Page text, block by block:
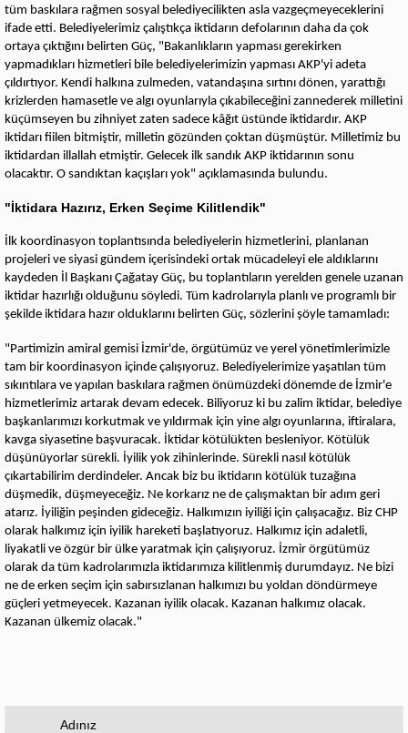
tüm baskılara rağmen sosyal belediyecilikten asla vazgeçmeyeceklerini
ifade etti. Belediyelerimiz çalıştıkça iktidarın defolarının daha da çok
ortaya çıktığını belirten Güç, "Bakanlıkların yapması gerekirken
yapmadıkları hizmetleri bile belediyelerimizin yapması AKP'yi adeta
çıldırtıyor. Kendi halkına zulmeden, vatandaşına sırtını dönen, yarattığı
krizlerden hamasetle ve algı oyunlarıyla çıkabileceğini zannederek milletini
küçümseyen bu zihniyet zaten sadece kâğıt üstünde iktidardır. AKP
iktidarı fiilen bitmiştir, milletin gözünden çoktan düşmüştür. Milletimiz bu
iktidardan illallah etmiştir. Gelecek ilk sandık AKP iktidarının sonu
olacaktır. O sandıktan kaçışları yok" açıklamasında bulundu.
"İktidara Hazırız, Erken Seçime Kilitlendik"
İlk koordinasyon toplantısında belediyelerin hizmetlerini, planlanan
projeleri ve siyasi gündem içerisindeki ortak mücadeleyi ele aldıklarını
kaydeden İl Başkanı Çağatay Güç, bu toplantıların yerelden genele uzanan
iktidar hazırlığı olduğunu söyledi. Tüm kadrolarıyla planlı ve programlı bir
şekilde iktidara hazır olduklarını belirten Güç, sözlerini şöyle tamamladı:
"Partimizin amiral gemisi İzmir'de, örgütümüz ve yerel yönetimlerimizle
tam bir koordinasyon içinde çalışıyoruz. Belediyelerimize yaşatılan tüm
sıkıntılara ve yapılan baskılara rağmen önümüzdeki dönemde de İzmir'e
hizmetlerimiz artarak devam edecek. Biliyoruz ki bu zalim iktidar, belediye
başkanlarımızı korkutmak ve yıldırmak için yine algı oyunlarına, iftiralara,
kavga siyasetine başvuracak. İktidar kötülükten besleniyor. Kötülük
düşünüyorlar sürekli. İyilik yok zihinlerinde. Sürekli nasıl kötülük
çıkartabilirim derdindeler. Ancak biz bu iktidarın kötülük tuzağına
düşmedik, düşmeyeceğiz. Ne korkarız ne de çalışmaktan bir adım geri
atarız. İyiliğin peşinden gideceğiz. Halkımızın iyiliği için çalışacağız. Biz CHP
olarak halkımız için iyilik hareketi başlatıyoruz. Halkımız için adaletli,
liyakatli ve özgür bir ülke yaratmak için çalışıyoruz. İzmir örgütümüz
olarak da tüm kadrolarımızla iktidarımıza kilitlenmiş durumdayız. Ne bizi
ne de erken seçim için sabırsızlanan halkımızı bu yoldan döndürmeye
güçleri yetmeyecek. Kazanan iyilik olacak. Kazanan halkımız olacak.
Kazanan ülkemiz olacak."
Adınız